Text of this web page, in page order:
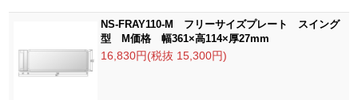
NS-FRAY110-M フリーサイズプレート スイング
型 M価格 幅361×高114×厚27mm
16,830円(税抜 15,300円)